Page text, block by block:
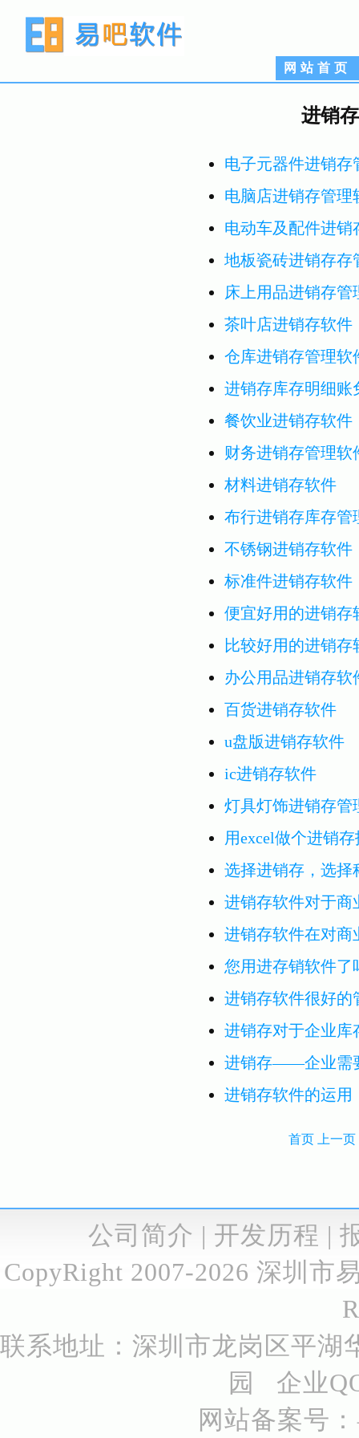
网站首页
进销
电子元器件进销存
电脑店进销存管理
电动车及配件进销
地板瓷砖进销存存
床上用品进销存管
茶叶店进销存软件
仓库进销存管理软
进销存库存明细账
餐饮业进销存软件
财务进销存管理软
材料进销存软件
布行进销存库存管
不锈钢进销存软件
标准件进销存软件
便宜好用的进销存
比较好用的进销存
办公用品进销存软
百货进销存软件
u盘版进销存软件
ic进销存软件
灯具灯饰进销存管
用excel做个进销
选择进销存，选择
进销存软件对于商
进销存软件在对商
您用进存销软件了
进销存软件很好的
进销存对于企业库
进销存——企业需
进销存软件的运用
首页 上一页
公司简介 | 开发历程 |
CopyRight 2007-2026 深圳市
联系地址：深圳市龙岗区平湖
园 企业
网站备案号：